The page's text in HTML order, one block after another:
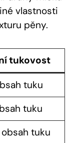
vlastnosti
pěny.
tukovost
tuku
tuku
tuku